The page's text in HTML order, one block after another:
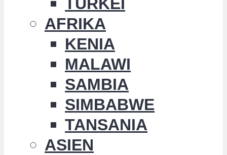
AFRIKA
KENIA
MALAWI
SAMBIA
SIMBABWE
TANSANIA
ASIEN